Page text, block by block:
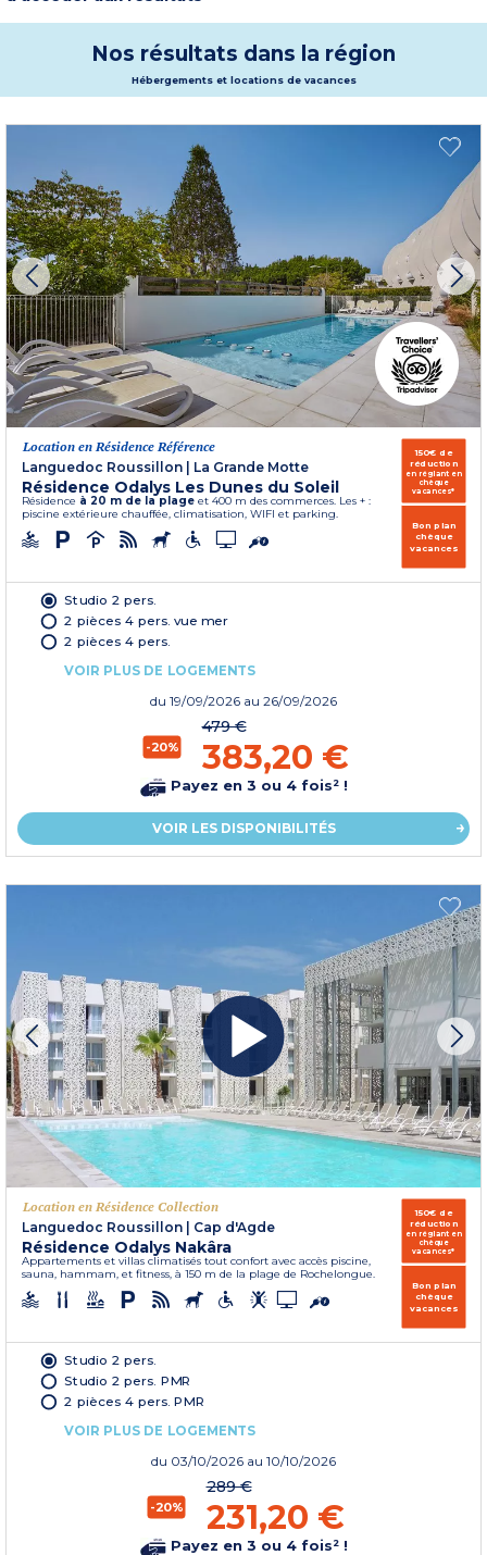
connue de multiples extensions au fil du temps. D’une identité agricole au
Nos résultats dans la région
Hébergements et locations de vacances
Location en Résidence Référence
Languedoc Roussillon
La Grande Motte
Résidence Odalys Les Dunes du Soleil
Résidence à 20 m de la plage et 400 m des commerces. Les + :
piscine extérieure chauffée, climatisation, WIFI et parking.
150€ de
réduction
en réglant en
chèque
vacances*
Bon plan
chèque
vacances
Studio 2 pers.
2 pièces 4 pers. vue mer
2 pièces 4 pers.
VOIR PLUS DE LOGEMENTS
du 19/09/2026 au 26/09/2026
-20%
479 €
383,20 €
Payez en 3 ou 4 fois² !
VOIR LES DISPONIBILITÉS
Location en Résidence Collection
Languedoc Roussillon
Cap d'Agde
Résidence Odalys Nakâra
Appartements et villas climatisés tout confort avec accès piscine,
sauna, hammam, et fitness, à 150 m de la plage de Rochelongue.
150€ de
réduction
en réglant en
chèque
vacances*
Bon plan
chèque
vacances
Studio 2 pers.
Studio 2 pers. PMR
2 pièces 4 pers. PMR
VOIR PLUS DE LOGEMENTS
du 03/10/2026 au 10/10/2026
-20%
289 €
231,20 €
Payez en 3 ou 4 fois² !